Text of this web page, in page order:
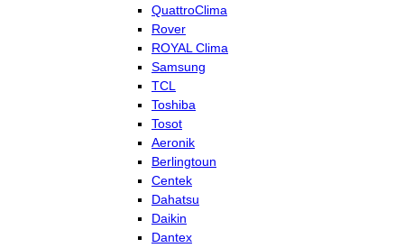
QuattroClima
Rover
ROYAL Clima
Samsung
TCL
Toshiba
Tosot
Aeronik
Berlingtoun
Centek
Dahatsu
Daikin
Dantex